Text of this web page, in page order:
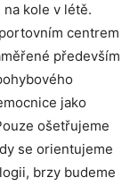
kole v létě.
centrem
především
jako
ošetřujeme
se orientujeme
brzy budeme